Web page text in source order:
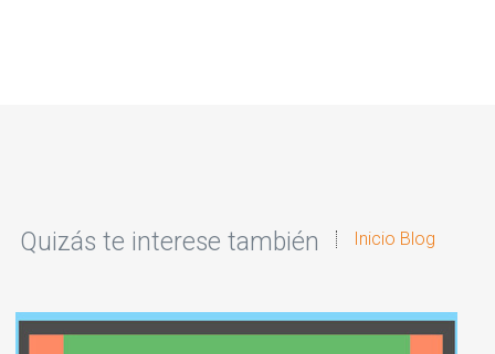
Quizás te interese también Inicio Blog